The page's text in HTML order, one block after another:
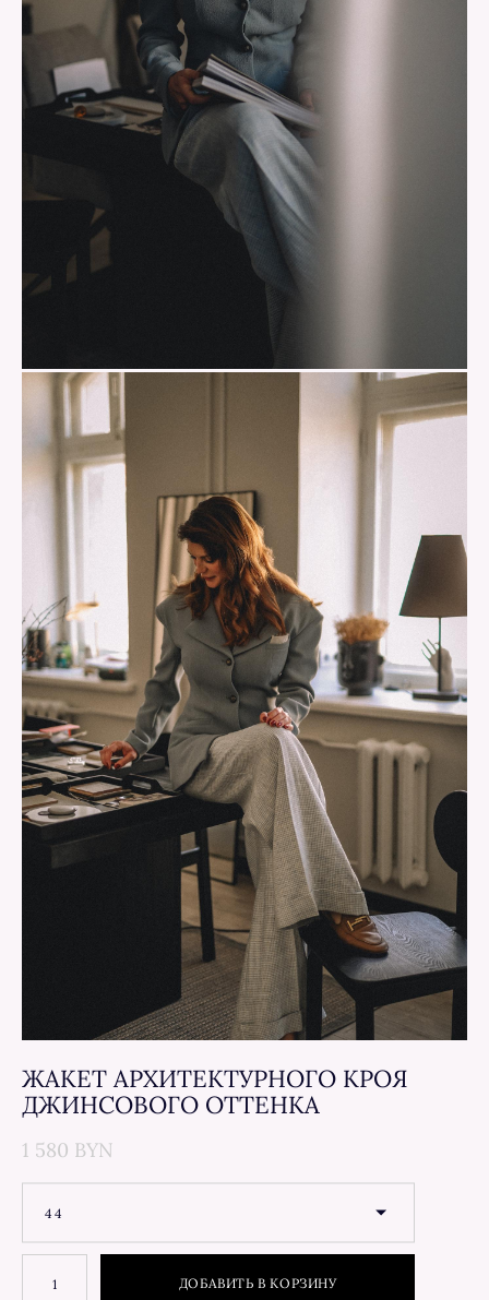
ЖАКЕТ АРХИТЕКТУРНОГО КРОЯ
ДЖИНСОВОГО ОТТЕНКА
1 580 BYN
44
ДОБАВИТЬ В КОРЗИНУ